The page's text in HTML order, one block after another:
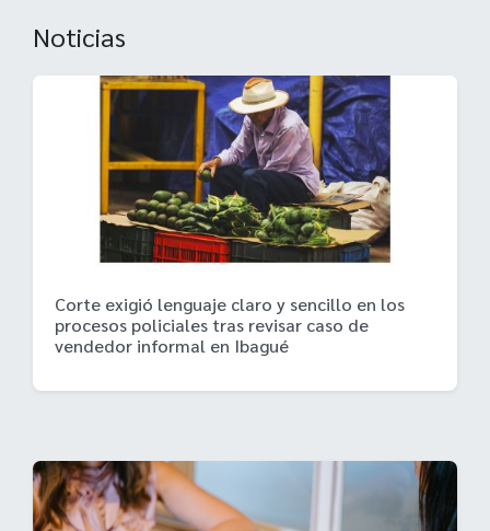
Noticias
Corte exigió lenguaje claro y sencillo en los
procesos policiales tras revisar caso de
vendedor informal en Ibagué